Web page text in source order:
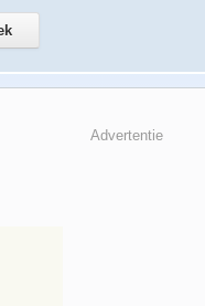
Advertentie